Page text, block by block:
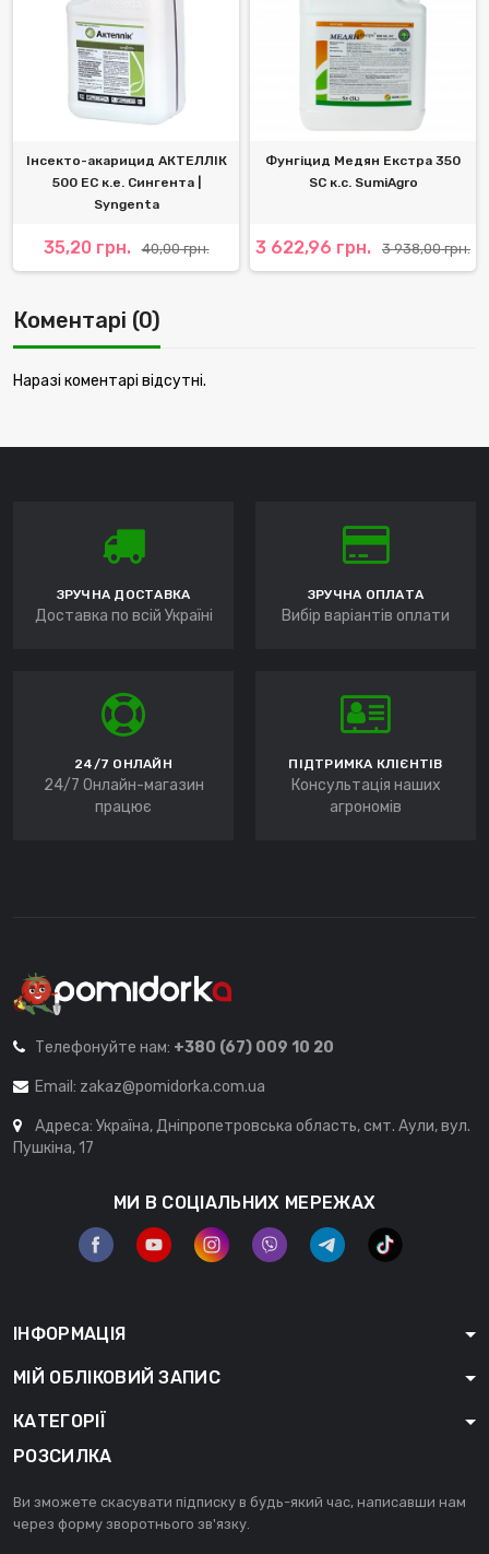
Інсекто-акарицид АКТЕЛЛІК
500 EC к.е. Сингента |
Syngenta
35,20 грн. 40,00 грн.
Фунгіцид Медян Екстра 350
SC к.с. SumiAgro
3 622,96 грн. 3 938,00 грн.
Коментарі (0)
Наразі коментарі відсутні.
ЗРУЧНА ДОСТАВКА
Доставка по всій Україні
ЗРУЧНА ОПЛАТА
Вибір варіантів оплати
24/7 ОНЛАЙН
24/7 Онлайн-магазин
працює
ПІДТРИМКА КЛІЄНТІВ
Консультація наших
агрономів
Телефонуйте нам: +380 (67) 009 10 20
Email: zakaz@pomidorka.com.ua
Адреса: Україна, Дніпропетровська область, смт. Аули, вул.
Пушкіна, 17
МИ В СОЦІАЛЬНИХ МЕРЕЖАХ
ІНФОРМАЦІЯ
МІЙ ОБЛІКОВИЙ ЗАПИС
КАТЕГОРІЇ
РОЗСИЛКА
Ви зможете скасувати підписку в будь-який час, написавши нам
через форму зворотнього зв'язку.